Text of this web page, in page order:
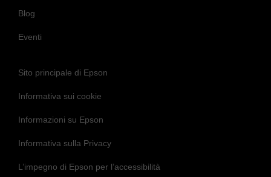
Blog
Eventi
Sito principale di Epson
Informativa sui cookie
Informazioni su Epson
Informativa sulla Privacy
L’impegno di Epson per l’accessibilità